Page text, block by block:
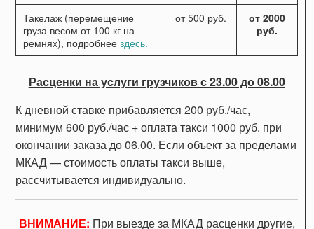
Такелаж (перемещение
груза весом от 100 кг на
ремнях), подробнеездесь.
от 500 руб.
от 2000
руб.
Расценки на услуги грузчиков с 23.00 до 08.00
К дневной ставке прибавляется 200 руб./час,
минимум 600 руб./час + оплата такси 1000 руб. при
окончании заказа до 06.00. Если объект за пределами
МКАД — стоимость оплаты такси выше,
рассчитывается индивидуально.
ВНИМАНИЕ: При выезде за МКАД расценки другие,